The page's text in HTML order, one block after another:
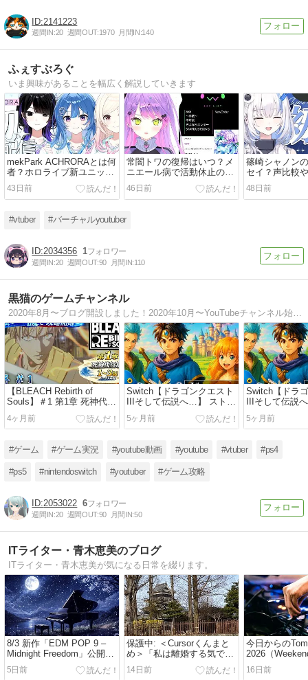
2141223
週間IN:20 週間OUT:1970 月間IN:140
ふぇすぶろぐ
いま興味があることを幅広く解説していきます
mekPark ACHRORAとは何
者？ホロライブ新ユニット
の全貌
43日前
常闇トワの復帰はいつ？メ
ニエール病で活動休止の真
46日前
篠崎シャノン
セイ？声比較
底調査
48日前
#vtuber #バーチャルyoutuber
2034356 1
週間IN:20 週間OUT:90 月間IN:110
黒猫のゲームチャンネル
2020年8月〜ブログ開設しました！2020年10月〜YouTubeチャンネル始めました！ゲームの動画や攻略、最新情報などを掲載したいと思います。よろしくお願いします（ ´∀｀）
【BLEACH Rebirth of
Souls】＃1 第1章 死神代行
篇 主人公・一護で歩法→大
技で1〜3話ノーダメ攻略
4ヶ月前
Switch【ドラゴンクエスト
IIIそして伝説へ…】 ストー
リー攻略 Chapter1 #1 勇
者、歴代人気キャラと旅に
5ヶ月前
Switch【ドラ
IIIそして伝説
リー攻略
者、歴代人気
5ヶ月前
#ゲーム #ゲーム実況 #youtube動画 #youtube #vtuber #ps4
#ps5 #nintendoswitch #youtuber #ゲーム攻略
2053022 6
週間IN:20 週間OUT:90 月間IN:50
ITライター・青木恵美のブログ
ITライター・青木恵美が気になる日常を綴ります。
8/3 新作「EDM POP 9 –
Midnight Freedom」公開。
気まぐれライブ、ピアノラ
イブもやってるよ！
5日前
保護中: ＜Cursorくんまと
め＞「私は離婚する気では
なかった」という気づき
と、最近の心境
14日前
今日からの
2026（
ジュール
16日前